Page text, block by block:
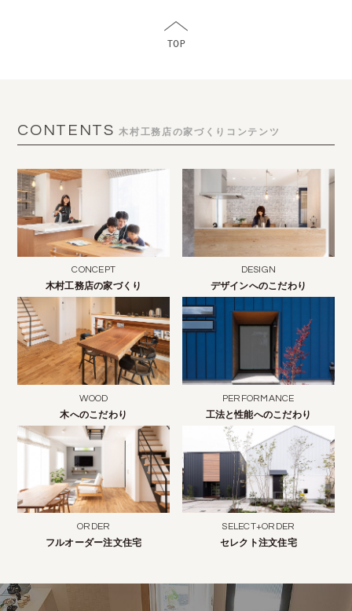
CONTENTS 木村工務店の家づくりコンテンツ
CONCEPT
木村工務店の家づくり
DESIGN
デザインへのこだわり
WOOD
木へのこだわり
PERFORMANCE
工法と性能へのこだわり
ORDER
フルオーダー注文住宅
SELECT+ORDER
セレクト注文住宅